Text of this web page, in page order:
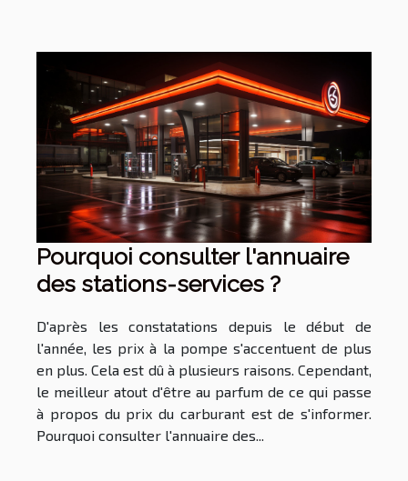
Pourquoi consulter l'annuaire
des stations-services ?
D'après les constatations depuis le début de
l'année, les prix à la pompe s'accentuent de plus
en plus. Cela est dû à plusieurs raisons. Cependant,
le meilleur atout d'être au parfum de ce qui passe
à propos du prix du carburant est de s'informer.
Pourquoi consulter l'annuaire des...